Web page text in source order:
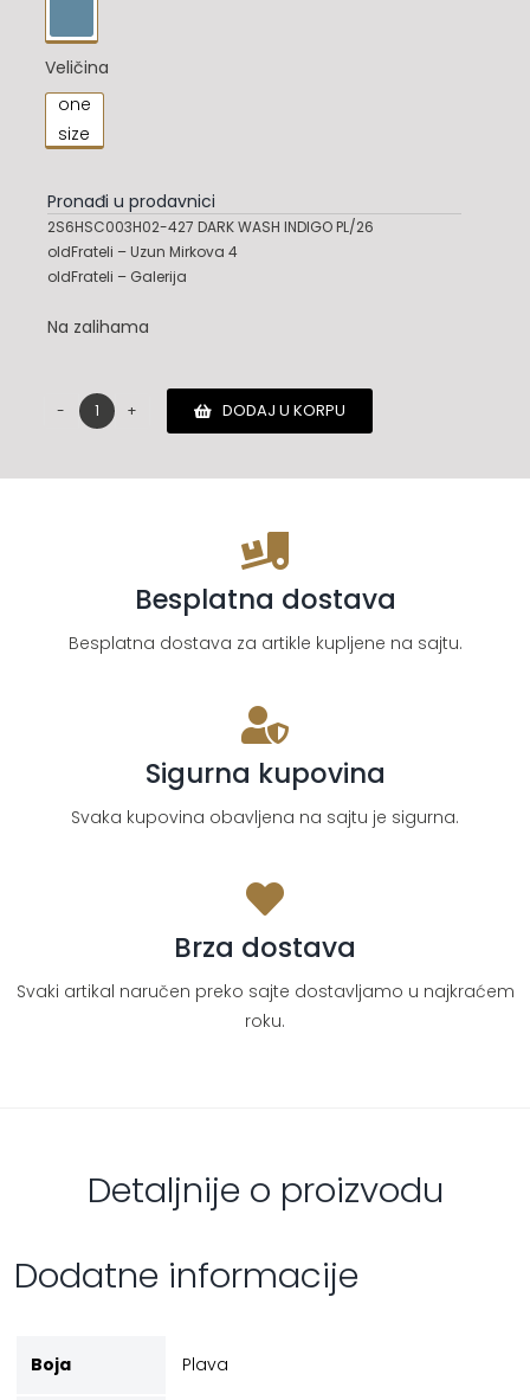
Veličina
one
size
Pronađi u prodavnici
2S6HSC003H02-427 DARK WASH INDIGO PL/26
oldFrateli – Uzun Mirkova 4
oldFrateli – Galerija
Na zalihama
Marc
DODAJ U KORPU
Besplatna dostava
Besplatna dostava za artikle kupljene na sajtu.
Sigurna kupovina
Svaka kupovina obavljena na sajtu je sigurna.
Brza dostava
Svaki artikal naručen preko sajte dostavljamo u najkraćem
roku.
Detaljnije o proizvodu
Dodatne informacije
Boja Plava